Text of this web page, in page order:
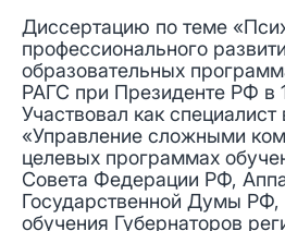
Диссертацию по теме
профессионального
образовательных
РАГС при Президенте РФ в
Участвовал как специалист
«Управление сложными
целевых программах
Совета Федерации РФ,
Государственной Думы
обучения Губернаторов